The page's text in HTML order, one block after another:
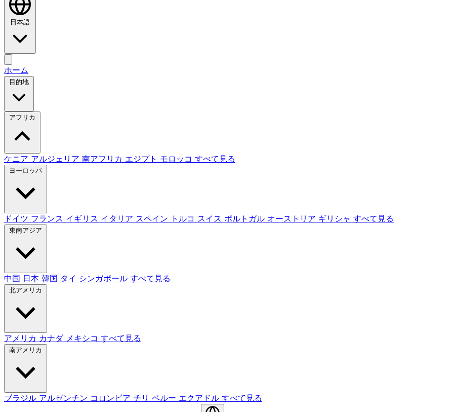
日本語
ホーム
目的地
アフリカ
ケニア アルジェリア 南アフリカ エジプト モロッコ すべて見る
ヨーロッパ
ドイツ フランス イギリス イタリア スペイン トルコ スイス ポルトガル オーストリア ギリシャ すべて見る
東南アジア
中国 日本 韓国 タイ シンガポール すべて見る
北アメリカ
アメリカ カナダ メキシコ すべて見る
南アメリカ
ブラジル アルゼンチン コロンビア チリ ペルー エクアドル すべて見る